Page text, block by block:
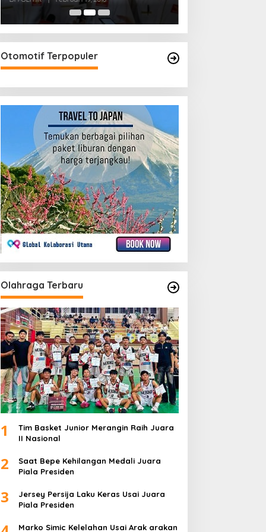
Otomotif Terpopuler
Olahraga Terbaru
1
Tim Basket Junior Merangin Raih Juara
2
Saat Bepe Kehilangan Medali Juara
Piala Presiden
3
Jersey Persija Laku Keras Usai Juara
Piala Presiden
Marko Simic Kelelahan Usai Arak arakan